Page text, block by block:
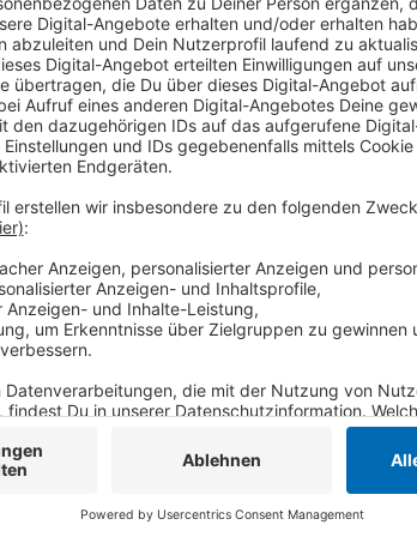
Besonders viele Fälle hat es am
meldet die Polizei jetzt. Noch unklar ist,
Deshalb bittet die Polizei jetzt um Mithilfe.
Süchteln beobachtet hat, soll sich bei der